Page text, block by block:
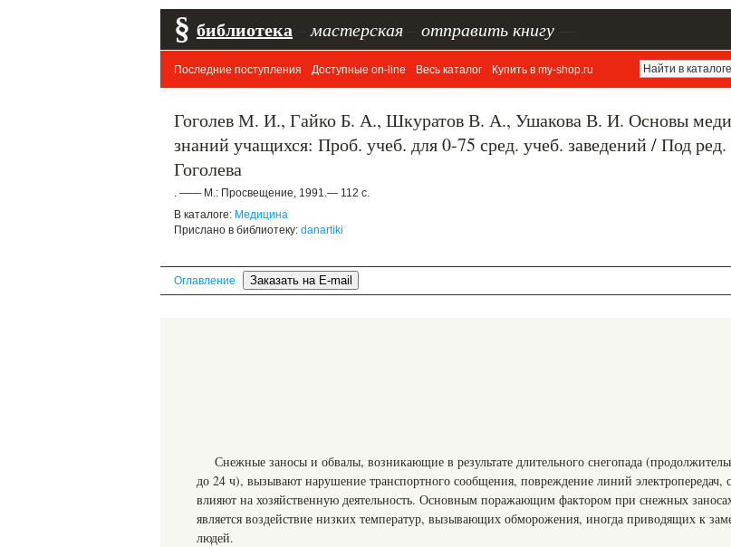
§ библиотека мастерская отправить книгу
Последние поступления Доступные on-line Весь каталог Купить в my-shop.ru
Гоголев М. И., Гайко Б. А., Шкуратов В. А., Ушакова В. И. Основы
знаний учащихся: Проб. учеб. для 0-75 сред. учеб. заведений / Под
Гоголева
. —— М.: Просвещение, 1991.— 112 с.
В каталоге: Медицина
Прислано в библиотеку: danartiki
Оглавление
Снежные заносы и обвалы, возникающие в результате длительного снегопада
до 24 ч), вызывают нарушение транспортного сообщения, повреждение линий электропередач,
влияют на хозяйственную деятельность. Основным поражающим фактором при снежных
является воздействие низких температур, вызывающих обморожения, иногда приводящих к
людей.